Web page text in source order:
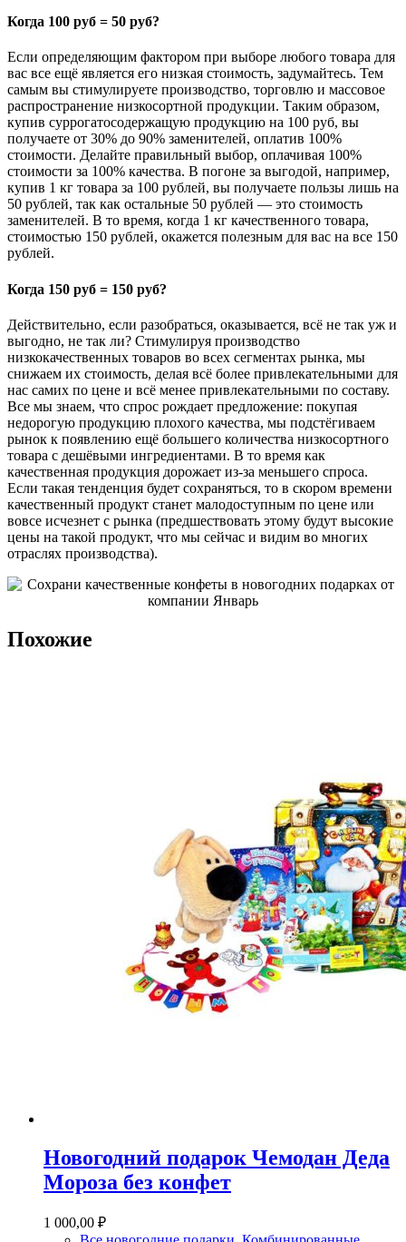
Когда 100 руб = 50 руб?
Если определяющим фактором при выборе любого товара для
вас все ещё является его низкая стоимость, задумайтесь. Тем
самым вы стимулируете производство, торговлю и массовое
распространение низкосортной продукции. Таким образом,
купив суррогатосодержащую продукцию на 100 руб, вы
получаете от 30% до 90% заменителей, оплатив 100%
стоимости. Делайте правильный выбор, оплачивая 100%
стоимости за 100% качества. В погоне за выгодой, например,
купив 1 кг товара за 100 рублей, вы получаете пользы лишь на
50 рублей, так как остальные 50 рублей — это стоимость
заменителей. В то время, когда 1 кг качественного товара,
стоимостью 150 рублей, окажется полезным для вас на все 150
рублей.
Когда 150 руб = 150 руб?
Действительно, если разобраться, оказывается, всё не так уж и
выгодно, не так ли? Стимулируя производство
низкокачественных товаров во всех сегментах рынка, мы
снижаем их стоимость, делая всё более привлекательными для
нас самих по цене и всё менее привлекательными по составу.
Все мы знаем, что спрос рождает предложение: покупая
недорогую продукцию плохого качества, мы подстёгиваем
рынок к появлению ещё большего количества низкосортного
товара с дешёвыми ингредиентами. В то время как
качественная продукция дорожает из-за меньшего спроса.
Если такая тенденция будет сохраняться, то в скором времени
качественный продукт станет малодоступным по цене или
вовсе исчезнет с рынка (предшествовать этому будут высокие
цены на такой продукт, что мы сейчас и видим во многих
отраслях производства).
Похожие
Новогодний подарок Чемодан Деда
Мороза без конфет
1 000,00 ₽